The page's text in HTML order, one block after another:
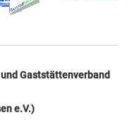
und Gaststättenverband
e.V.)